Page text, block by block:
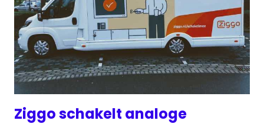
Ziggo schakelt analoge